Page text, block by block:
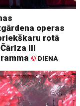
operas
rotā
III
© DIENA